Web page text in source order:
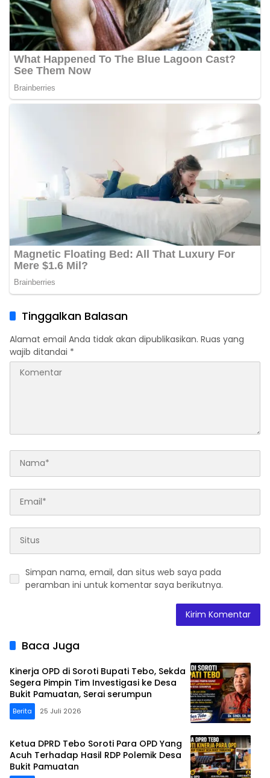
Tinggalkan Balasan
Alamat email Anda tidak akan dipublikasikan. Ruas yang
wajib ditandai *
Simpan nama, email, dan situs web saya pada
peramban ini untuk komentar saya berikutnya.
Baca Juga
Kinerja OPD di Soroti Bupati Tebo, Sekda
Segera Pimpin Tim Investigasi ke Desa
Bukit Pamuatan, Serai serumpun
Berita 25 Juli 2026
Ketua DPRD Tebo Soroti Para OPD Yang
Acuh Terhadap Hasil RDP Polemik Desa
Bukit Pamuatan